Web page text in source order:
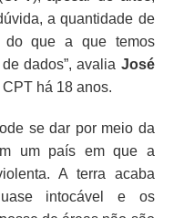
a quantidade de
do que a que temos
dados”, avalia José
há 18 anos.
se dar por meio da
um país em que a
A terra acaba
intocável e os